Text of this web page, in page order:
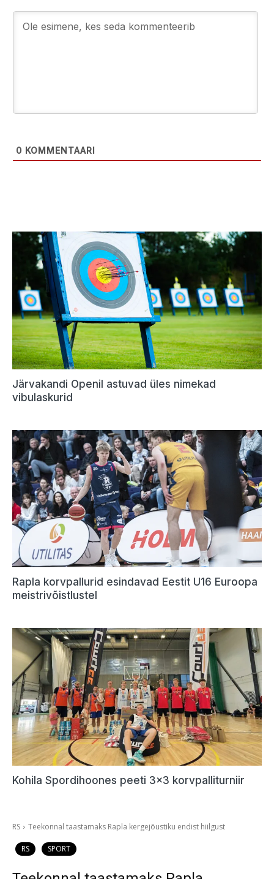
0 KOMMENTAARI
Järvakandi Openil astuvad üles nimekad
vibulaskurid
Rapla korvpallurid esindavad Eestit U16 Euroopa
meistrivõistlustel
Kohila Spordihoones peeti 3×3 korvpalliturniir